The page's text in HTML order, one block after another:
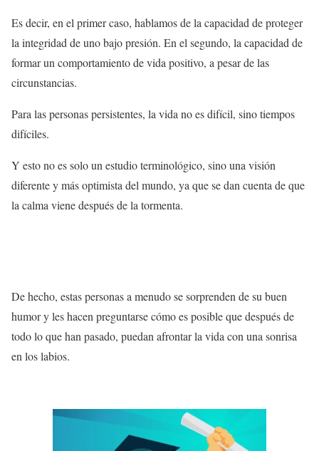
Es decir, en el primer caso, hablamos de la capacidad de proteger
la integridad de uno bajo presión. En el segundo, la capacidad de
formar un comportamiento de vida positivo, a pesar de las
circunstancias.
Para las personas persistentes, la vida no es difícil, sino tiempos
difíciles.
Y esto no es solo un estudio terminológico, sino una visión
diferente y más optimista del mundo, ya que se dan cuenta de que
la calma viene después de la tormenta.
De hecho, estas personas a menudo se sorprenden de su buen
humor y les hacen preguntarse cómo es posible que después de
todo lo que han pasado, puedan afrontar la vida con una sonrisa
en los labios.